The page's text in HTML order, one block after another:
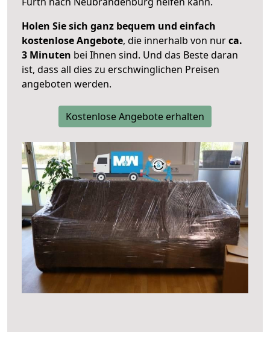
Holen Sie sich ganz bequem und einfach
kostenlose Angebote, die innerhalb von nurca.
3 Minuten bei Ihnen sind. Und das Beste daran
ist, dass all dies zu erschwinglichen Preisen
angeboten werden.
Kostenlose Angebote erhalten